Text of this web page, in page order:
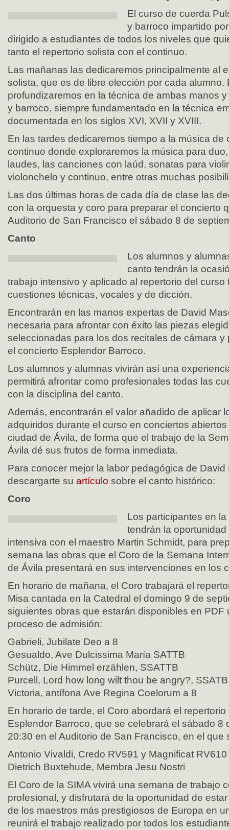
El curso de cuerda
y barroco impartido
dirigido a estudiantes de todos los niveles que
tanto el repertorio solista con el continuo.
Las mañanas las dedicaremos principalmente al
solista, que es de libre elección por cada alumno.
profundizaremos en la técnica de ambas manos
y barroco, siempre fundamentado en la técnica
documentada en los siglos XVI, XVII y XVIII.
En las tardes dedicaremos tiempo a la música de
continuo donde exploraremos la música para
laudes, las canciones con laúd, sonatas para
violonchelo y continuo, entre otras muchas
Las dos últimas horas de cada día de clase las
con la orquesta y coro para preparar el concierto
Auditorio de San Francisco el sábado 8 de
Canto
Los alumnos y
canto tendrán la
trabajo intensivo y aplicado al repertorio del curso
cuestiones técnicas, vocales y de dicción.
Encontrarán en las manos expertas de David
necesaria para afrontar con éxito las piezas
seleccionadas para los dos recitales de cámara y
el concierto Esplendor Barroco.
Los alumnos y alumnas vivirán así una
permitirá afrontar como profesionales todas las
con la disciplina del canto.
Además, encontrarán el valor añadido de aplicar
adquiridos durante el curso en conciertos
ciudad de Ávila, de forma que el trabajo de la
Ávila dé sus frutos de forma inmediata.
Para conocer mejor la labor pedagógica de
descargarte su artículo sobre el canto histórico:
Coro
Los participantes en
tendrán la
intensiva con el maestro Martin Schmidt, para
semana las obras que el Coro de la Semana
de Ávila presentará en sus intervenciones en los
En horario de mañana, el Coro trabajará el
Misa cantada en la Catedral el domingo 9 de
siguientes obras que estarán disponibles en PDF
proceso de admisión:
Gabrieli, Jubilate Deo a 8
Gesualdo, Ave Dulcissima María SATTB
Schütz, Die Himmel erzählen, SSATTB
Purcell, Lord how long wilt thou be angry?, SSATB
Victoria, antífona Ave Regina Coelorum a 8
En horario de tarde, el Coro abordará el
Esplendor Barroco, que se celebrará el sábado 8
20:30 en el Auditorio de San Francisco, en el que
Antonio Vivaldi, Credo RV591 y Magnificat RV610
Dietrich Buxtehude, Membra Jesu Nostri
El Coro de la SIMA vivirá una semana de trabajo
profesional, y disfrutará de la oportunidad de
de los maestros más prestigiosos de Europa en
reunirá el trabajo realizado por todos los